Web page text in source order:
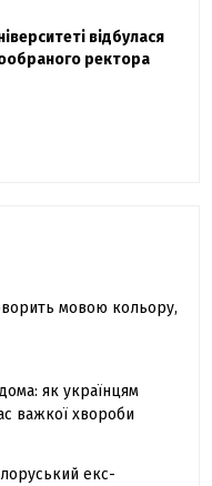
Діанов вдруге
фото з весілля
відбулася
ректора
мовою кольору,
як українцям
важкої хвороби
екс-